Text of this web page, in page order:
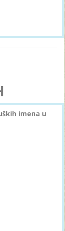
imena u